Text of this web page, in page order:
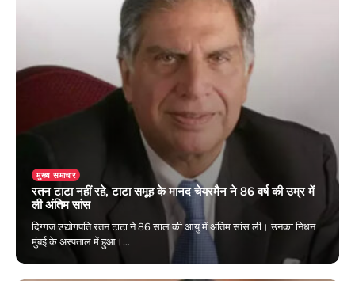
मुख्य समाचार
रतन टाटा नहीं रहे, टाटा समूह के मानद चेयरमैन ने 86 वर्ष की उम्र में
ली अंतिम सांस
दिग्गज उद्योगपति रतन टाटा ने 86 साल की आयु में अंतिम सांस ली। उनका निधन
मुंबई के अस्पताल में हुआ।…
October 10, 2024